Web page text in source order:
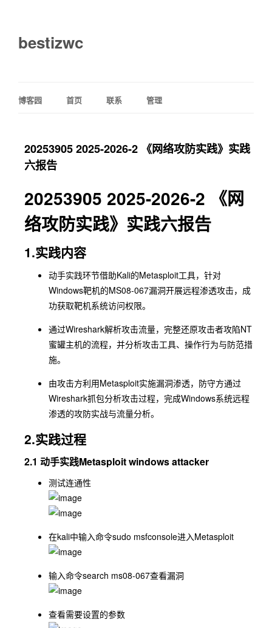
bestizwc
博客园 首页 联系 管理
20253905 2025-2026-2 《网络攻防实践》实践
六报告
20253905 2025-2026-2 《网
络攻防实践》实践六报告
1.实践内容
动手实践环节借助Kali的Metasploit工具，针对
Windows靶机的MS08-067漏洞开展远程渗透攻击，成
功获取靶机系统访问权限。
通过Wireshark解析攻击流量，完整还原攻击者攻陷NT
蜜罐主机的流程，并分析攻击工具、操作行为与防范措
施。
由攻击方利用Metasploit实施漏洞渗透，防守方通过
Wireshark抓包分析攻击过程，完成Windows系统远程
渗透的攻防实战与流量分析。
2.实践过程
2.1 动手实践Metasploit windows attacker
测试连通性
在kali中输入命令sudo msfconsole进入Metasploit
输入命令search ms08-067查看漏洞
查看需要设置的参数